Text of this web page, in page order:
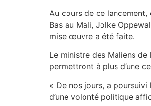
Au cours de ce lancement,
Bas au Mali, Jolke
mise œuvre a été faite.
Le ministre des Maliens
permettront à plus d’une
« De nos jours, a
d’une volonté politique